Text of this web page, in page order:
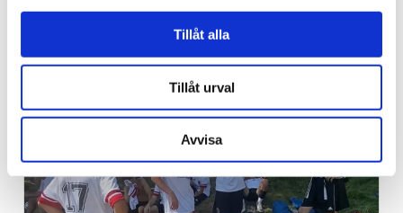
Tillåt alla
Tillåt urval
Avvisa
Fotbollspamp i blåsväder –
ville sälja VM